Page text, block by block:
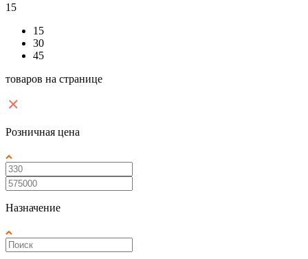
15
15
30
45
товаров на странице
Розничная цена
Назначение